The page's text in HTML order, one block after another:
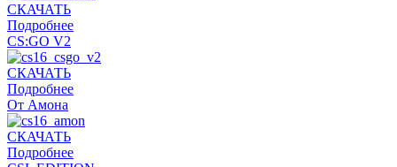
СКАЧАТЬ
Подробнее
CS:GO V2
СКАЧАТЬ
Подробнее
От Амона
СКАЧАТЬ
Подробнее